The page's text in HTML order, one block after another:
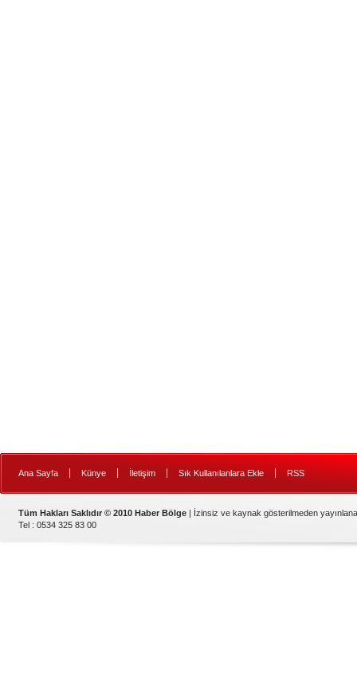
Ana Sayfa Künye İletişim Sık Kullanılanlara Ekle RSS
Tüm Hakları Saklıdır © 2010 Haber Bölge | İzinsiz ve kaynak gösterilmeden
Tel : 0534 325 83 00